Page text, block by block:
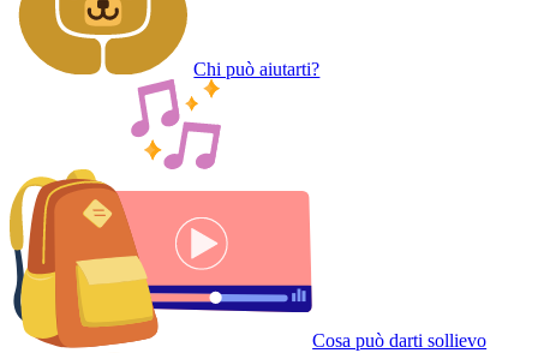
Chi può aiutarti?
Cosa può darti sollievo